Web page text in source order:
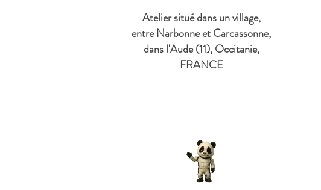
Atelier situé dans un village,
entre Narbonne et Carcassonne,
dans l'Aude (11), Occitanie,
FRANCE